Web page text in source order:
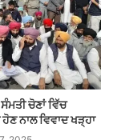
ਚੋਣਾਂ ਵਿੱਚ
ਨਾਲ ਵਿਵਾਦ ਖੜ੍ਹਾ